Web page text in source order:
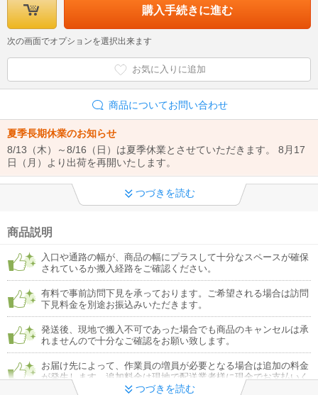
購入手続きに進む
次の画面でオプションを選択出来ます
お気に入りに追加
商品についてお問い合わせ
夏季長期休業のお知らせ
8/13（木）～8/16（日）は夏季休業とさせていただきます。 8月17
日（月）より出荷を再開いたします。
インボイス制度への対応について
当店では、適格請求書として領収書の発行が可能です。 領収書は商
o.com/order/receipt/
つづきを読む
商品説明
入口や通路の幅が、商品の幅にプラスして十分なスペースが確保
されているか搬入経路をご確認ください。
有料で事前訪問下見を承っております。ご希望される場合は訪問
下見料金を別途お振込みいただきます。
発送後、現地で搬入不可であった場合でも商品のキャンセルは承
れませんので十分なご確認をお願い致します。
お届け先によって、作業員の増員が必要となる場合は追加の料金
が発生します。追加料金は現地で配送業者様に現金でお支払いく
ださい。
つづきを読む